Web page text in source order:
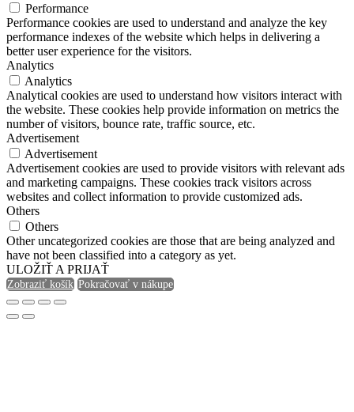
Performance
Performance cookies are used to understand and analyze the key
performance indexes of the website which helps in delivering a
better user experience for the visitors.
Analytics
Analytics
Analytical cookies are used to understand how visitors interact with
the website. These cookies help provide information on metrics the
number of visitors, bounce rate, traffic source, etc.
Advertisement
Advertisement
Advertisement cookies are used to provide visitors with relevant ads
and marketing campaigns. These cookies track visitors across
websites and collect information to provide customized ads.
Others
Others
Other uncategorized cookies are those that are being analyzed and
have not been classified into a category as yet.
ULOŽIŤ A PRIJAŤ
Zobraziť košík Pokračovať v nákupe